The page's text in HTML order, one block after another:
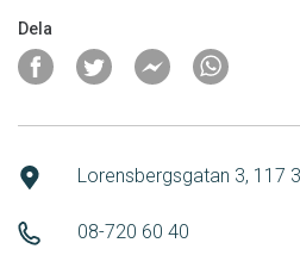
Dela
Lorensbergsgatan 3, 117
08-720 60 40